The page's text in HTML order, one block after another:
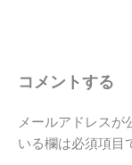
コメントする
メールアドレスが
いる欄は必須項目